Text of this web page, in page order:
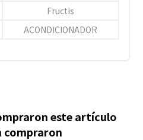
Fructis
ACONDICIONADOR
este artículo
compraron